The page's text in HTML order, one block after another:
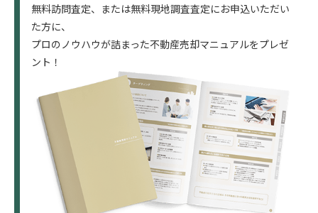
無料訪問査定、または無料現地調査査定にお申込いただい
た方に、
プロのノウハウが詰まった不動産売却マニュアルをプレゼ
ント！